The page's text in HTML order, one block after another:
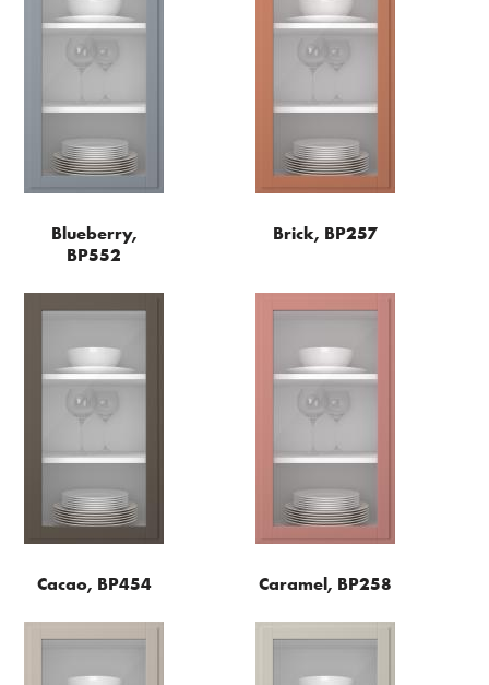
Blueberry,
BP552
Brick, BP257
Cacao, BP454 Caramel, BP258